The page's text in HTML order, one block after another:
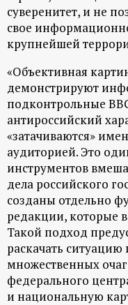
суверенитет, и не
свое
крупнейшей
«Объективная
демонстрируют
подконтрольные
антироссийский
«затачиваются»
аудиторией. Это
инструментов
дела российского
созданы отдельно
редакции, которые
Такой подход
раскачать
множественных
федерального
и национальную